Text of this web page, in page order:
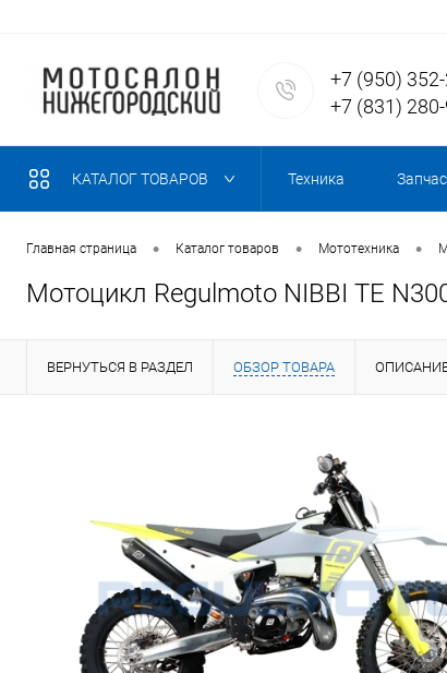
+7 (950)
+7 (831)
КАТАЛОГ ТОВАРОВ Техника
Главная страница • Каталог товаров • Мототехника •
Мотоцикл Regulmoto NIBBI TE
ВЕРНУТЬСЯ В РАЗДЕЛ ОБЗОР ТОВАРА